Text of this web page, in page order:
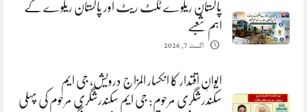
پاکستان ریلوے ٹکٹ ریٹ اور پاکستان ریلوے کے
اہم شعبے
اگست 7, 2026
ایوانِ اقتدار کا انکسار المزاج درویش، جی ایم
سکندرشگری مرحوم: جی ایم سکندرشگری مرحوم کی پہلی